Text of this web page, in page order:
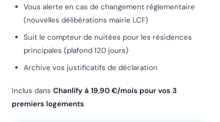
Vous alerte en cas de changement réglementaire
(nouvelles délibérations mairie LCF)
Suit le compteur de nuitées pour les résidences
principales (plafond 120 jours)
Archive vos justificatifs de déclaration
Inclus dans Chanlify à 19,90 €/mois pour vos 3
premiers logements.